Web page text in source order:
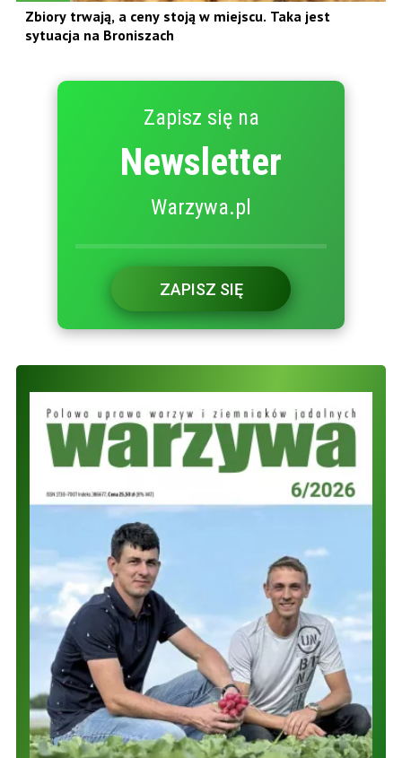
Zbiory trwają, a ceny stoją w miejscu. Taka jest
sytuacja na Broniszach
Zapisz się na
Newsletter
Warzywa.pl
ZAPISZ SIĘ